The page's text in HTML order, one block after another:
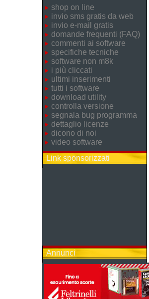
shop on line
invio sms gratis da web
invio e-mail gratis
domande frequenti (FAQ)
commenti ai software
specifiche tecniche
software non m8k
i più cliccati
ultimi inserimenti
tutti i software
download utility
controlla versione
segnala bug programma
dettaglio licenze
dicono di noi
video software
Link sponsorizzati
Annunci